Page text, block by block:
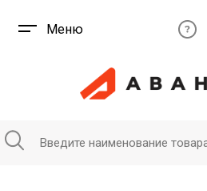
Меню